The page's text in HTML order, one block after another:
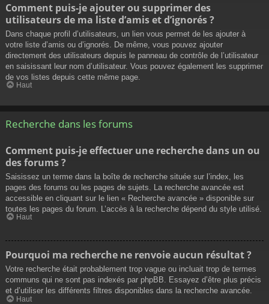
Comment puis-je ajouter ou supprimer des
utilisateurs de ma liste d’amis et d’ignorés ?
Dans chaque profil d’utilisateurs, un lien vous permet de les ajouter à
votre liste d’amis ou d’ignorés. De même, vous pouvez ajouter
directement des utilisateurs depuis le panneau de contrôle de l’utilisateur
en saisissant leur nom d’utilisateur. Vous pouvez également les supprimer
de vos listes depuis cette même page.
Haut
Recherche dans les forums
Comment puis-je effectuer une recherche dans un ou
des forums ?
Saisissez un terme dans la boîte de recherche située sur l’index, les
pages des forums ou les pages de sujets. La recherche avancée est
accessible en cliquant sur le lien « Recherche avancée » disponible sur
toutes les pages du forum. L’accès à la recherche dépend du style utilisé.
Haut
Pourquoi ma recherche ne renvoie aucun résultat ?
Votre recherche était probablement trop vague ou incluait trop de termes
communs qui ne sont pas indexés par phpBB. Essayez d’être plus précis
et d’utiliser les différents filtres disponibles dans la recherche avancée.
Haut